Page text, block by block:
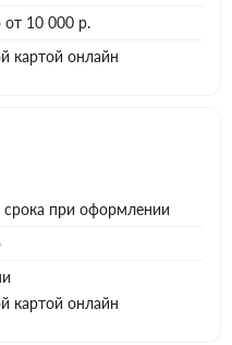
от 10 000 р.
картой онлайн
срока при оформлении
картой онлайн